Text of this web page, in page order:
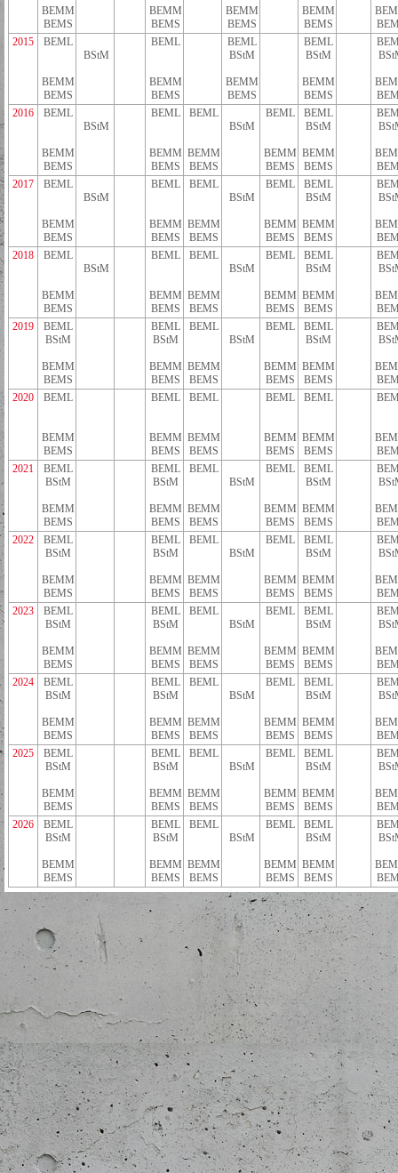
BEMM
BEMS
BEMM
BEMS
BEMM
BEMS
BEMM
BEMS
2015
BEML
BEMM
BEMS
BStM
BEML
BEMM
BEMS
BEML
BStM
BEMM
BEMS
BEML
BStM
BEMM
BEMS
2016
BEML
BEMM
BEMS
BStM
BEML
BEMM
BEMS
BEML
BEMM
BEMS
BStM
BEML
BEMM
BEMS
BEML
BStM
BEMM
BEMS
2017
BEML
BEMM
BEMS
BStM
BEML
BEMM
BEMS
BEML
BEMM
BEMS
BStM
BEML
BEMM
BEMS
BEML
BStM
BEMM
BEMS
2018
BEML
BEMM
BEMS
BStM
BEML
BEMM
BEMS
BEML
BEMM
BEMS
BStM
BEML
BEMM
BEMS
BEML
BStM
BEMM
BEMS
2019
BEML
BStM
BEMM
BEMS
BEML
BStM
BEMM
BEMS
BEML
BEMM
BEMS
BStM
BEML
BEMM
BEMS
BEML
BStM
BEMM
BEMS
2020
BEML
BEMM
BEMS
BEML
BEMM
BEMS
BEML
BEMM
BEMS
BEML
BEMM
BEMS
BEML
BEMM
BEMS
2021
BEML
BStM
BEMM
BEMS
BEML
BStM
BEMM
BEMS
BEML
BEMM
BEMS
BStM
BEML
BEMM
BEMS
BEML
BStM
BEMM
BEMS
2022
BEML
BStM
BEMM
BEMS
BEML
BStM
BEMM
BEMS
BEML
BEMM
BEMS
BStM
BEML
BEMM
BEMS
BEML
BStM
BEMM
BEMS
2023
BEML
BStM
BEMM
BEMS
BEML
BStM
BEMM
BEMS
BEML
BEMM
BEMS
BStM
BEML
BEMM
BEMS
BEML
BStM
BEMM
BEMS
2024
BEML
BStM
BEMM
BEMS
BEML
BStM
BEMM
BEMS
BEML
BEMM
BEMS
BStM
BEML
BEMM
BEMS
BEML
BStM
BEMM
BEMS
2025
BEML
BStM
BEMM
BEMS
BEML
BStM
BEMM
BEMS
BEML
BEMM
BEMS
BStM
BEML
BEMM
BEMS
BEML
BStM
BEMM
BEMS
2026
BEML
BStM
BEMM
BEMS
BEML
BStM
BEMM
BEMS
BEML
BEMM
BEMS
BStM
BEML
BEMM
BEMS
BEML
BStM
BEMM
BEMS